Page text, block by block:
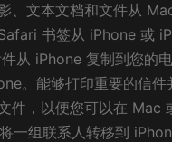
、文本文档和文件从
书签从 iPhone 或
从 iPhone 复制到您的
。能够打印重要的信
件，以便您可以在 Mac
一组联系人转移到